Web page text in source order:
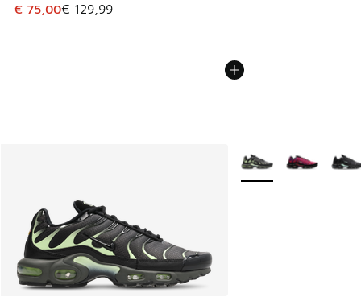
Cet article est en promotion. Prix en baisse de € 129,99 à
€ 75,00€ 129,99
Plus de couleurs